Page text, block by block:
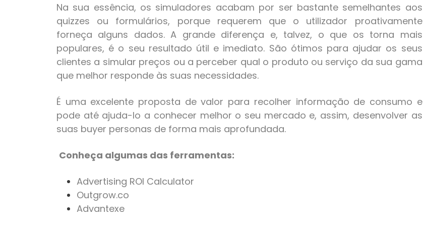
Na sua essência, os simuladores acabam por ser bastante semelhantes aos
quizzes ou formulários, porque requerem que o utilizador proativamente
forneça alguns dados. A grande diferença e, talvez, o que os torna mais
populares, é o seu resultado útil e imediato. São ótimos para ajudar os seus
clientes a simular preços ou a perceber qual o produto ou serviço da sua gama
que melhor responde às suas necessidades.
É uma excelente proposta de valor para recolher informação de consumo e
pode até ajuda-lo a conhecer melhor o seu mercado e, assim, desenvolver as
suas buyer personas de forma mais aprofundada.
Conheça algumas das ferramentas:
Advertising ROI Calculator
Outgrow.co
Advantexe